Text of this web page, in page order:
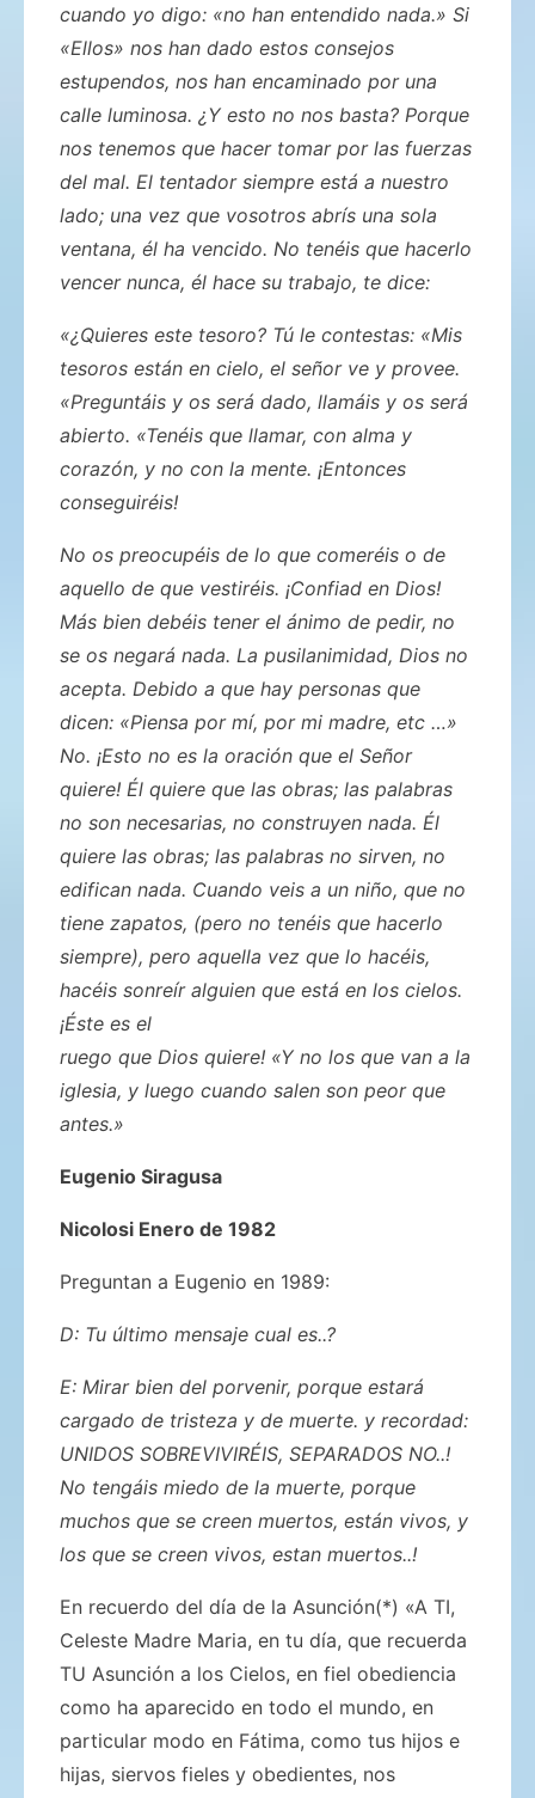
cuando yo digo: «no han entendido nada.» Si
«Ellos» nos han dado estos consejos
estupendos, nos han encaminado por una
calle luminosa. ¿Y esto no nos basta? Porque
nos tenemos que hacer tomar por las fuerzas
del mal. El tentador siempre está a nuestro
lado; una vez que vosotros abrís una sola
ventana, él ha vencido. No tenéis que hacerlo
vencer nunca, él hace su trabajo, te dice:
«¿Quieres este tesoro? Tú le contestas: «Mis
tesoros están en cielo, el señor ve y provee.
«Preguntáis y os será dado, llamáis y os será
abierto. «Tenéis que llamar, con alma y
corazón, y no con la mente. ¡Entonces
conseguiréis!
No os preocupéis de lo que comeréis o de
aquello de que vestiréis. ¡Confiad en Dios!
Más bien debéis tener el ánimo de pedir, no
se os negará nada. La pusilanimidad, Dios no
acepta. Debido a que hay personas que
dicen: «Piensa por mí, por mi madre, etc …»
No. ¡Esto no es la oración que el Señor
quiere! Él quiere que las obras; las palabras
no son necesarias, no construyen nada. Él
quiere las obras; las palabras no sirven, no
edifican nada. Cuando veis a un niño, que no
tiene zapatos, (pero no tenéis que hacerlo
siempre), pero aquella vez que lo hacéis,
hacéis sonreír alguien que está en los cielos.
¡Éste es el
ruego que Dios quiere! «Y no los que van a la
iglesia, y luego cuando salen son peor que
antes.»
Eugenio Siragusa
Nicolosi Enero de 1982
Preguntan a Eugenio en 1989:
D: Tu último mensaje cual es..?
E: Mirar bien del porvenir, porque estará
cargado de tristeza y de muerte. y recordad:
UNIDOS SOBREVIVIRÉIS, SEPARADOS NO..!
No tengáis miedo de la muerte, porque
muchos que se creen muertos, están vivos, y
los que se creen vivos, estan muertos..!
En recuerdo del día de la Asunción(*) «A TI,
Celeste Madre Maria, en tu día, que recuerda
TU Asunción a los Cielos, en fiel obediencia
como ha aparecido en todo el mundo, en
particular modo en Fátima, como tus hijos e
hijas, siervos fieles y obedientes, nos